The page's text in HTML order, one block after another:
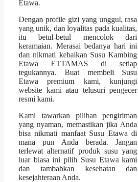
Etawa.
Dengan profile gizi yang unggul, rasa
yang unik, dan loyalitas pada kualitas,
itu betul-betul mencolok dari
keramaian. Merasai bedanya hari ini
dan nikmati kebaikan Susu Kambing
Etawa ETTAMAS di setiap
tegukannya. Buat membeli Susu
Etawa premium kami, kunjungi
website kami atau telusuri pengecer
resmi kami.
Kami tawarkan pilihan pengiriman
yang nyaman, memastikan jika Anda
bisa nikmati manfaat Susu Etawa di
mana pun Anda berada. Jangan
terlewat alternatif produk susu yang
luar biasa ini pilih Susu Etawa kami
dan tambahkan kesehatan dan
kesejahteraan Anda.